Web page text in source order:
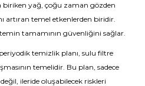
biriken yağ, çoğu zaman gözden
artıran temel etkenlerden biridir.
tamamının güvenliğini sağlar.
temizlik planı, sulu filtre
temelidir. Bu plan, sadece
ileride oluşabilecek riskleri